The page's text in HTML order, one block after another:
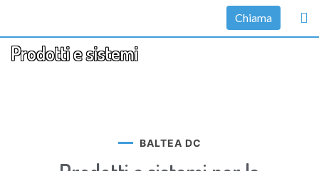
Chiama
Prodotti e sistemi
BALTEA DC